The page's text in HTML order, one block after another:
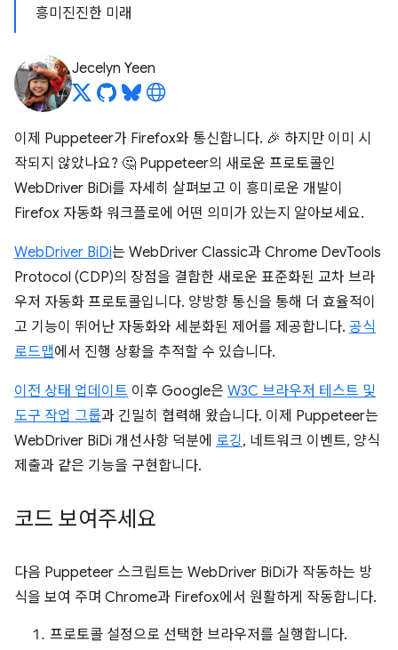
흥미진진한 미래
Jecelyn Yeen
이제 Puppeteer가 Firefox와 통신합니다. 🎉 하지만 이미 시
작되지 않았나요? 🤔 Puppeteer의 새로운 프로토콜인
WebDriver BiDi를 자세히 살펴보고 이 흥미로운 개발이
Firefox 자동화 워크플로에 어떤 의미가 있는지 알아보세요.
WebDriver BiDi는 WebDriver Classic과 Chrome DevTools
Protocol (CDP)의 장점을 결합한 새로운 표준화된 교차 브라
우저 자동화 프로토콜입니다. 양방향 통신을 통해 더 효율적이
고 기능이 뛰어난 자동화와 세분화된 제어를 제공합니다. 공식
로드맵에서 진행 상황을 추적할 수 있습니다.
이전 상태 업데이트 이후 Google은 W3C 브라우저 테스트 및
도구 작업 그룹과 긴밀히 협력해 왔습니다. 이제 Puppeteer는
WebDriver BiDi 개선사항 덕분에 로깅, 네트워크 이벤트, 양식
제출과 같은 기능을 구현합니다.
코드 보여주세요
다음 Puppeteer 스크립트는 WebDriver BiDi가 작동하는 방
식을 보여 주며 Chrome과 Firefox에서 원활하게 작동합니다.
프로토콜 설정으로 선택한 브라우저를 실행합니다.